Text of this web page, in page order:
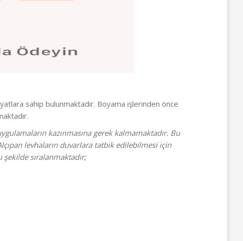
sahip bulunmaktadır. Boyama işlerinden önce
kazınmasına gerek kalmamaktadır. Bu
levhaların duvarlara tatbik edilebilmesi için
sıralanmaktadır;